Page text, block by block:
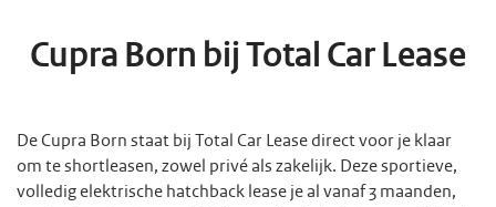
Cupra Born bij Total Car Lease
De Cupra Born staat bij Total Car Lease direct voor je klaar
om te shortleasen, zowel privé als zakelijk. Deze sportieve,
volledig elektrische hatchback lease je al vanaf 3 maanden,